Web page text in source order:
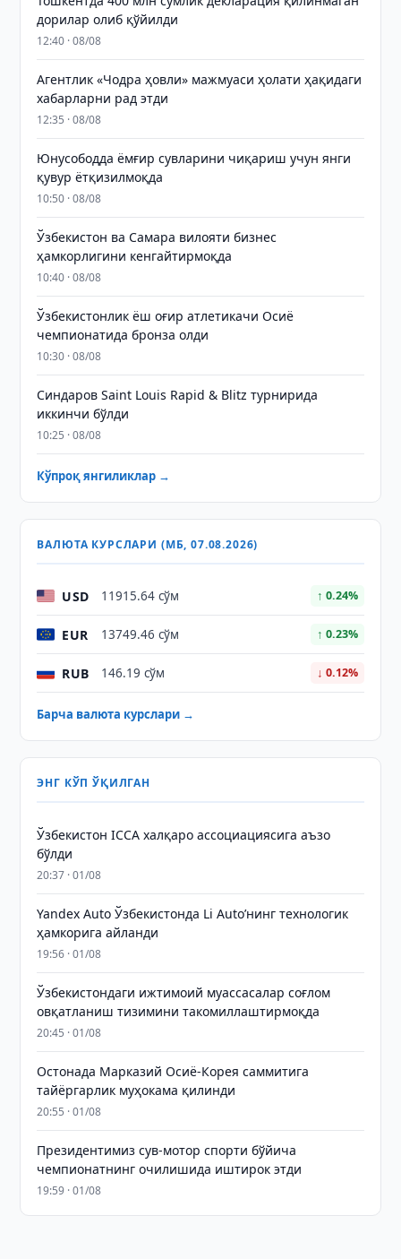
дорилар олиб қўйилди
12:40 · 08/08
Агентлик «Чодра ҳовли» мажмуаси ҳолати ҳақидаги
хабарларни рад этди
12:35 · 08/08
Юнусободда ёмғир сувларини чиқариш учун янги
қувур ётқизилмоқда
10:50 · 08/08
Ўзбекистон ва Самара вилояти бизнес
ҳамкорлигини кенгайтирмоқда
10:40 · 08/08
Ўзбекистонлик ёш оғир атлетикачи Осиё
чемпионатида бронза олди
10:30 · 08/08
Синдаров Saint Louis Rapid & Blitz турнирида
иккинчи бўлди
10:25 · 08/08
Кўпроқ янгиликлар →
ВАЛЮТА КУРСЛАРИ (МБ, 07.08.2026)
USD 11915.64 сўм ↑ 0.24%
EUR 13749.46 сўм ↑ 0.23%
RUB 146.19 сўм ↓ 0.12%
Барча валюта курслари →
ЭНГ КЎП ЎҚИЛГАН
Ўзбекистон ICCA халқаро ассоциациясига аъзо
бўлди
20:37 · 01/08
Yandex Auto Ўзбекистонда Li Auto’нинг технологик
ҳамкорига айланди
19:56 · 01/08
Ўзбекистондаги ижтимоий муассасалар соғлом
овқатланиш тизимини такомиллаштирмоқда
20:45 · 01/08
Остонада Марказий Осиё-Корея саммитига
тайёргарлик муҳокама қилинди
20:55 · 01/08
Президентимиз сув-мотор спорти бўйича
чемпионатнинг очилишида иштирок этди
19:59 · 01/08